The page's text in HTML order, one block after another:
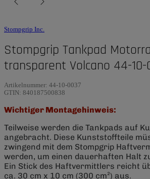
Stompgrip Inc.
Stompgrip Tankpad
transparent Volcano 44-10-
Artikelnummer: 44-10-0037
GTIN: 840187500838
Wichtiger Montagehinweis:
Teilweise werden die Tankpads auf
angebracht. Diese Kunststoffteile
zwingend mit dem Stompgrip
werden, um einen dauerhaften Halt
Ein Stick des Haftvermittlers reicht
ca. 30 cm x 10 cm (300 cm²) aus.